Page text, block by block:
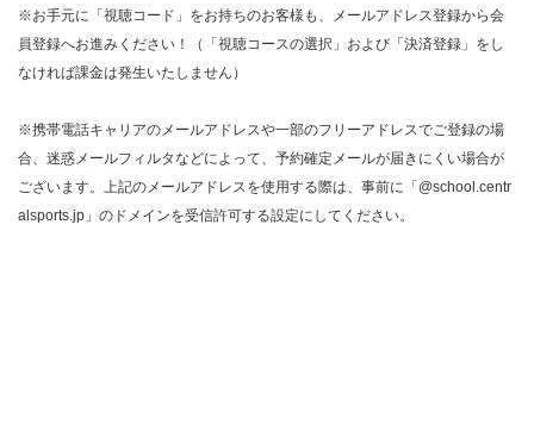
※お手元に「視聴コード」をお持ちのお客様も、メールアドレス登録から会
員登録へお進みください！（「視聴コースの選択」および「決済登録」をし
なければ課金は発生いたしません）
※携帯電話キャリアのメールアドレスや一部のフリーアドレスでご登録の場
合、迷惑メールフィルタなどによって、予約確定メールが届きにくい場合が
ございます。上記のメールアドレスを使用する際は、事前に「@school.centr
alsports.jp」のドメインを受信許可する設定にしてください。